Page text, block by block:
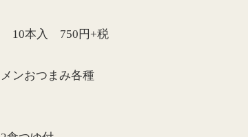
10本入 750円+税
ンおつまみ各種